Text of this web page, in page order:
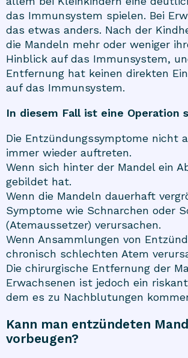
das Immunsystem spielen. Bei
das etwas anders. Nach der
die Mandeln mehr oder weniger
Hinblick auf das Immunsystem,
Entfernung hat keinen direkten
auf das Immunsystem.
In diesem Fall ist eine Operation
Die Entzündungssymptome nicht
immer wieder auftreten.
Wenn sich hinter der Mandel ein
gebildet hat.
Wenn die Mandeln dauerhaft
Symptome wie Schnarchen oder
(Atemaussetzer) verursachen.
Wenn Ansammlungen von
chronisch schlechten Atem
Die chirurgische Entfernung der
Erwachsenen ist jedoch ein
dem es zu Nachblutungen
Kann man entzündeten
vorbeugen?